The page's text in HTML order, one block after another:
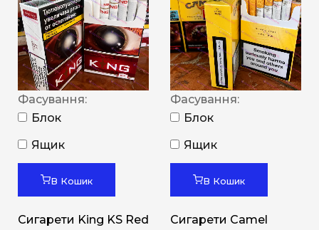
Фасування:
Блок
Ящик
В Кошик
Сигарети King KS Red
Фасування:
Блок
Ящик
В Кошик
Сигарети Camel